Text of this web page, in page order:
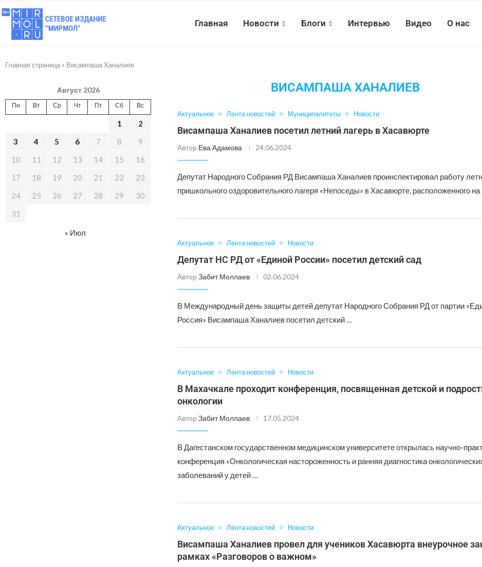
Главная Новости Блоги Интервью Видео О нас
Главная страница » Висампаша Ханалиев
ВИСАМПАША ХАНАЛИЕВ
Актуальное Лента новостей Муниципалитеты Новости
Висампаша Ханалиев посетил летний лагерь в Хасавюрте
Автор Ева Адамова 24.06.2024
Депутат Народного Собрания РД Висампаша Ханалиев проинспектировал работу
пришкольного оздоровительного лагеря «Непоседы» в Хасавюрте, расположенного на
Актуальное Лента новостей Новости
Депутат НС РД от «Единой России» посетил детский сад
Автор Забит Моллаев 02.06.2024
В Международный день защиты детей депутат Народного Собрания РД от партии
Россия» Висампаша Ханалиев посетил детский …
Актуальное Лента новостей Новости
В Махачкале проходит конференция, посвященная детской и
онкологии
Автор Забит Моллаев 17.05.2024
В Дагестанском государственном медицинском университете открылась научно-
конференция «Онкологическая настороженность и ранняя диагностика
заболеваний у детей …
Актуальное Лента новостей Новости
Висампаша Ханалиев провел для учеников Хасавюрта внеурочное
рамках «Разговоров о важном»
Август 2026
Пн Вт Ср Чт Пт Сб Вс
1
2
3
4 5 6 7 8
9
10
11 12 13 14 15
16
17
18 19 20 21 22
23
24
25 26 27 28 29
30
31
« Июл